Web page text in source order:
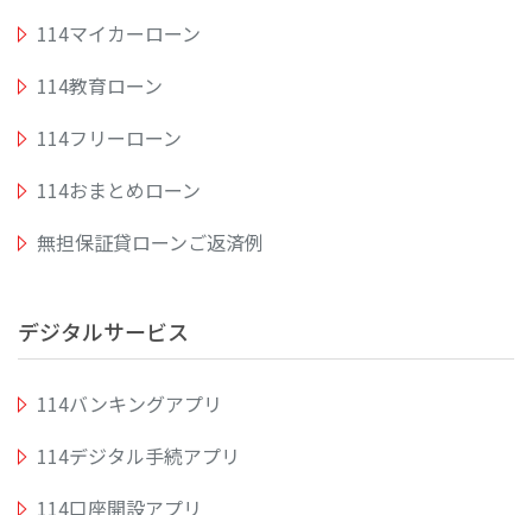
114マイカーローン
114教育ローン
114フリーローン
114おまとめローン
無担保証貸ローンご返済例
デジタルサービス
114バンキングアプリ
114デジタル手続アプリ
114口座開設アプリ